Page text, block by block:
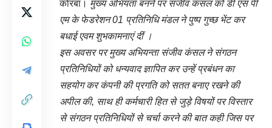
कोरबा। मुख्य अभियंता बनने पर संजीव कंसल को डी एस पी
एम के फेडरेशन 01 प्रतिनिधि मंडल ने पुष्प गुच्छ भेंट कर
बधाई एवम शुभकामनाएं दीं ।
इस अवसर पर मुख्य अभियन्ता संजीव कंसल ने संगठन
प्रतिनिधियों को धन्यवाद ज्ञापित कर उन्हें प्रबंधन का
सहयोग कर कंपनी की प्रगति को सतत बनाए रखने की
अपील की, साथ ही कर्मचारी हित से जुड़े विषयों पर विस्तार
से संगठन प्रतिनिधियों से चर्चा करने की बात कही जिस पर